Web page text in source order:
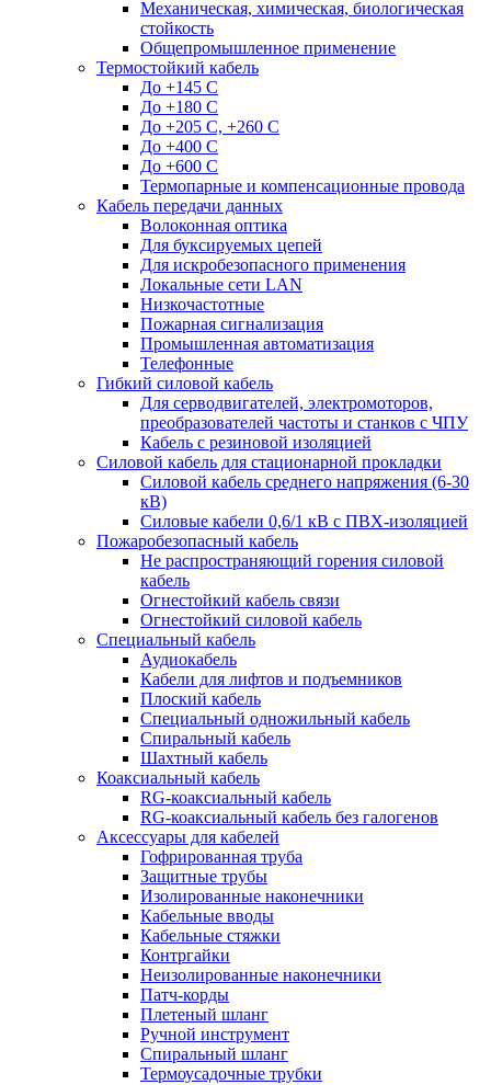
Механическая, химическая, биологическая
стойкость
Общепромышленное применение
Термостойкий кабель
До +145 С
До +180 C
До +205 С, +260 С
До +400 C
До +600 С
Термопарные и компенсационные провода
Кабель передачи данных
Волоконная оптика
Для буксируемых цепей
Для искробезопасного применения
Локальные сети LAN
Низкочастотные
Пожарная сигнализация
Промышленная автоматизация
Телефонные
Гибкий силовой кабель
Для серводвигателей, электромоторов,
преобразователей частоты и станков с ЧПУ
Кабель с резиновой изоляцией
Силовой кабель для стационарной прокладки
Силовой кабель среднего напряжения (6-30
кВ)
Силовые кабели 0,6/1 кВ с ПВХ-изоляцией
Пожаробезопасный кабель
Не распространяющий горения силовой
кабель
Огнестойкий кабель связи
Огнестойкий силовой кабель
Специальный кабель
Аудиокабель
Кабели для лифтов и подъемников
Плоский кабель
Специальный одножильный кабель
Спиральный кабель
Шахтный кабель
Коаксиальный кабель
RG-коаксиальный кабель
RG-коаксиальный кабель без галогенов
Аксессуары для кабелей
Гофрированная труба
Защитные трубы
Изолированные наконечники
Кабельные вводы
Кабельные стяжки
Контргайки
Неизолированные наконечники
Патч-корды
Плетеный шланг
Ручной инструмент
Спиральный шланг
Термоусадочные трубки